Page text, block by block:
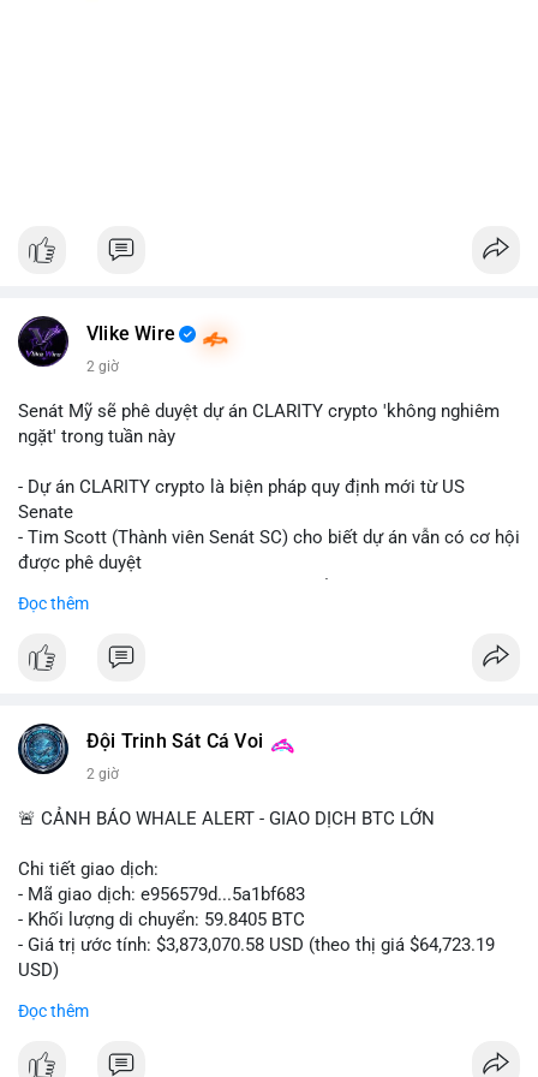
Vlike Wire
2 giờ
Senát Mỹ sẽ phê duyệt dự án CLARITY crypto 'không nghiêm
ngặt' trong tuần này
- Dự án CLARITY crypto là biện pháp quy định mới từ US
Senate
- Tim Scott (Thành viên Senát SC) cho biết dự án vẫn có cơ hội
được phê duyệt
trình
#vlikevn #titanbot
Đọc thêm
Đội Trinh Sát Cá Voi
2 giờ
🚨 CẢNH BÁO WHALE ALERT - GIAO DỊCH BTC LỚN
Chi tiết giao dịch:
- Mã giao dịch: e956579d...5a1bf683
- Khối lượng di chuyển: 59.8405 BTC
- Giá trị ước tính: $3,873,070.58 USD (theo thị giá $64,723.19
USD)
kích hoạt di chuyển trong mempool. Với quy mô này, khả năng
Đọc thêm